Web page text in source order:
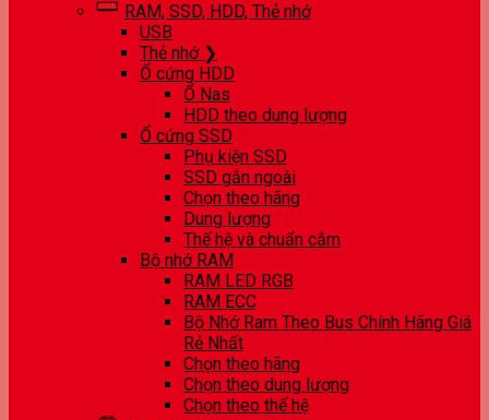
RAM, SSD, HDD, Thẻ nhớ
USB
Thẻ nhớ ❯
Ổ cứng HDD
Ổ Nas
HDD theo dung lượng
Ổ cứng SSD
Phụ kiện SSD
SSD gắn ngoài
Chọn theo hãng
Dung lượng
Thế hệ và chuẩn cắm
Bộ nhớ RAM
RAM LED RGB
RAM ECC
Bộ Nhớ Ram Theo Bus Chính Hãng Giá
Rẻ Nhất
Chọn theo hãng
Chọn theo dung lượng
Chọn theo thế hệ